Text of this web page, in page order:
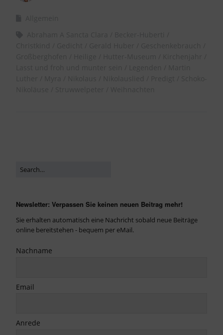
Newsletter: Verpassen Sie keinen neuen Beitrag mehr!
Sie erhalten automatisch eine Nachricht sobald neue Beiträge
online bereitstehen - bequem per eMail.
Nachname
Email
Anrede